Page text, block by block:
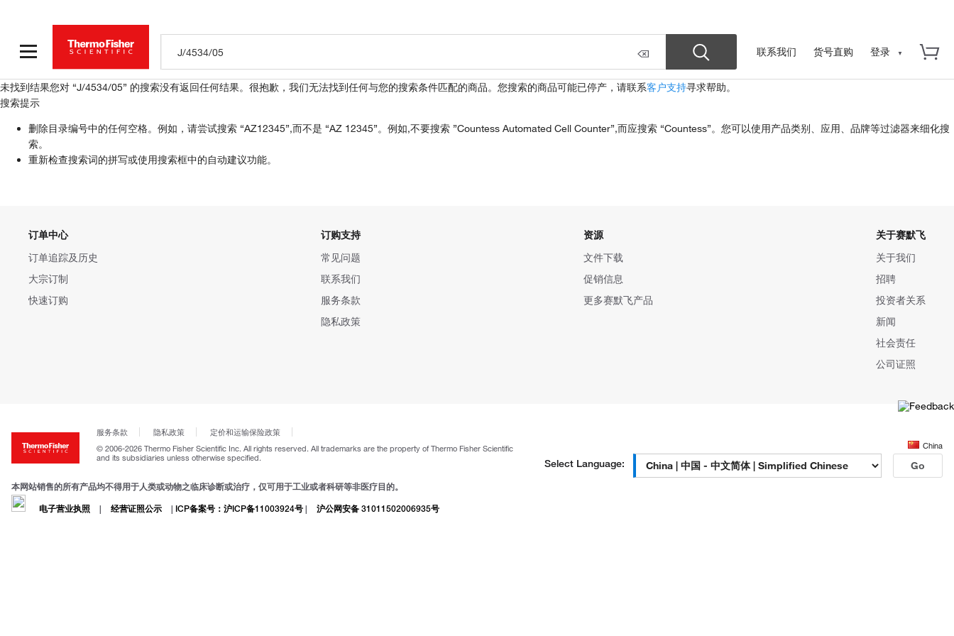
联系我们 货号直购 登录
未找到结果您对 “J/4534/05” 的搜索没有返回任何结果。 很抱歉，我们无法找到任何与您的搜索条件匹配的商品。您搜索的商品可能已停产，请联系客户支持寻求帮助。
搜索提示
删除目录编号中的任何空格。例如，请尝试搜索 “AZ12345”,而不是 “AZ 12345”。例如,不要搜索 ”Countess Automated Cell Counter”,而应搜索 “Countess”。您可以使用产品类别、应用、品牌等过滤器来细化搜
索。
重新检查搜索词的拼写或使用搜索框中的自动建议功能。
订单中心
订单追踪及历史
大宗订制
快速订购
订购支持
常见问题
联系我们
服务条款
隐私政策
资源
文件下载
促销信息
更多赛默飞产品
关于赛默飞
关于我们
招聘
投资者关系
新闻
社会责任
公司证照
服务条款 隐私政策
定价和运输保险政策
© 2006-2026 Thermo Fisher Scientific Inc. All rights reserved. All trademarks are the property of Thermo Fisher Scientific
and its subsidiaries unless otherwise specified.
China
Select Language: Go
本网站销售的所有产品均不得用于人类或动物之临床诊断或治疗，仅可用于工业或者科研等非医疗目的。
电子营业执照 | 经营证照公示 | ICP备案号：沪ICP备11003924号 | 沪公网安备 31011502006935号